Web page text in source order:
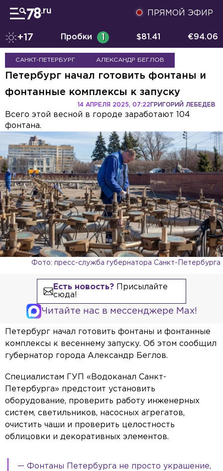
ПРЯМОЙ ЭФИР
+17 Пробки 1 $81.41 €94.06
САНКТ-ПЕТЕРБУРГ АЛЕКСАНДР БЕГЛОВ
Петербург начал готовить фонтаны и
фонтанные комплексы к запуску
ГРИГОРИЙ ЛЕБЕДЕВ
14 АПРЕЛЯ 2025, 07:22
Всего этой весной в городе заработают 104
фонтана.
Фото: пресс-служба губернатора Санкт-Петербурга
Есть новость?Присылайте
сюда!
Читайте нас в мессенджере Max!
Петербург начал готовить фонтаны и фонтанные
комплексы к весеннему запуску. Об этом сообщил
губернатор города Александр Беглов.
Специалистам ГУП «Водоканал Санкт-
Петербурга» предстоит установить
оборудование, проверить работу инженерных
систем, светильников, насосных агрегатов,
очистить чаши и проверить целостность
облицовки и декоративных элементов.
— Фонтаны Петербурга не просто украшение,